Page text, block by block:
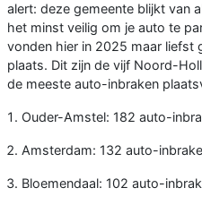
alert: deze gemeente blijkt van
het minst veilig om je auto te
vonden hier in 2025 maar liefst
plaats. Dit zijn de vijf Noord-
de meeste auto-inbraken
Ouder-Amstel: 182 auto-
Amsterdam: 132 auto-
Bloemendaal: 102 auto-